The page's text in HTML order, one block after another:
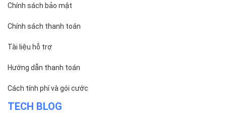
Chính sách bảo mật
Chính sách thanh toán
Tài liệu hỗ trợ
Hướng dẫn thanh toán
Cách tính phí và gói cước
TECH BLOG